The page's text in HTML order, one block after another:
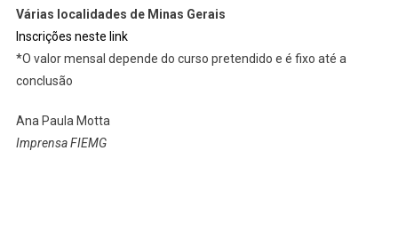
Várias localidades de Minas Gerais
Inscrições neste link
*O valor mensal depende do curso pretendido e é fixo até a
conclusão
Ana Paula Motta
Imprensa FIEMG